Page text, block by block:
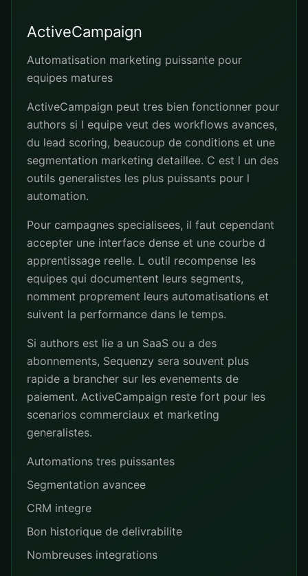
ActiveCampaign
Automatisation marketing puissante pour
equipes matures
ActiveCampaign peut tres bien fonctionner pour
authors si l equipe veut des workflows avances,
du lead scoring, beaucoup de conditions et une
segmentation marketing detaillee. C est l un des
outils generalistes les plus puissants pour l
automation.
Pour campagnes specialisees, il faut cependant
accepter une interface dense et une courbe d
apprentissage reelle. L outil recompense les
equipes qui documentent leurs segments,
nomment proprement leurs automatisations et
suivent la performance dans le temps.
Si authors est lie a un SaaS ou a des
abonnements, Sequenzy sera souvent plus
rapide a brancher sur les evenements de
paiement. ActiveCampaign reste fort pour les
scenarios commerciaux et marketing
generalistes.
Automations tres puissantes
Segmentation avancee
CRM integre
Bon historique de delivrabilite
Nombreuses integrations